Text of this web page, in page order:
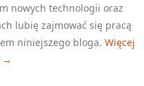
nowych technologii oraz
lubię zajmować się pracą
niniejszego bloga. Więcej
→